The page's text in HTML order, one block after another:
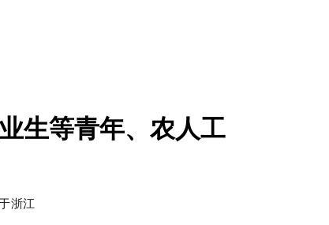
生等青年、农人工
浙江